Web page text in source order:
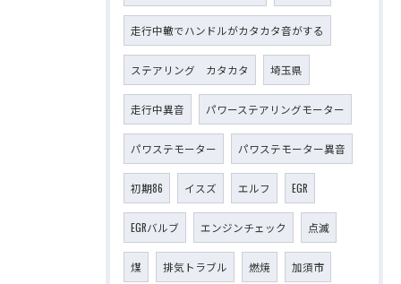
走行中轍でハンドルがカタカタ音がする
ステアリング カタカタ 埼玉県
走行中異音 パワーステアリングモーター
パワステモーター パワステモーター異音
初期86 イスズ エルフ EGR
EGRバルブ エンジンチェック 点滅
煤 排気トラブル 燃焼 加須市